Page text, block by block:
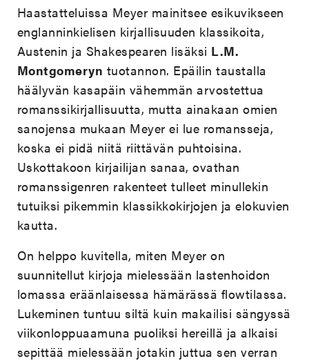
Haastatteluissa Meyer mainitsee esikuvikseen
englanninkielisen kirjallisuuden klassikoita,
Austenin ja Shakespearen lisäksi L.M.
Montgomeryn tuotannon. Epäilin taustalla
häälyvän kasapäin vähemmän arvostettua
romanssikirjallisuutta, mutta ainakaan omien
sanojensa mukaan Meyer ei lue romansseja,
koska ei pidä niitä riittävän puhtoisina.
Uskottakoon kirjailijan sanaa, ovathan
romanssigenren rakenteet tulleet minullekin
tutuiksi pikemmin klassikkokirjojen ja elokuvien
kautta.
On helppo kuvitella, miten Meyer on
suunnitellut kirjoja mielessään lastenhoidon
lomassa eräänlaisessa hämärässä flowtilassa.
Lukeminen tuntuu siltä kuin makailisi sängyssä
viikonloppuaamuna puoliksi hereillä ja alkaisi
sepittää mielessään jotakin juttua sen verran